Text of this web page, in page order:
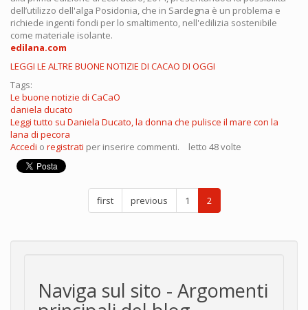
dell’utilizzo dell'alga Posidonia, che in Sardegna è un problema e
richiede ingenti fondi per lo smaltimento, nell'edilizia sostenibile
come materiale isolante.
edilana.com
LEGGI LE ALTRE BUONE NOTIZIE DI CACAO DI OGGI
Tags:
Le buone notizie di CaCaO
daniela ducato
Leggi tutto su Daniela Ducato, la donna che pulisce il mare con la
lana di pecora
Accedi o registrati per inserire commenti. letto 48 volte
first previous 1 2
Naviga sul sito - Argomenti